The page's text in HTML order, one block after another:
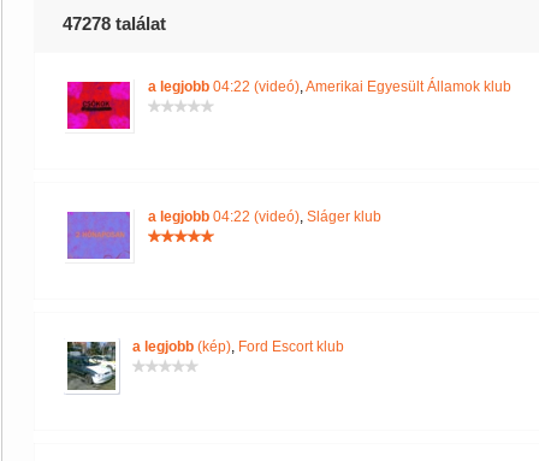
47278 találat
a legjobb 04:22 (videó),Amerikai Egyesült Államok klub
a legjobb 04:22 (videó), Sláger klub
a legjobb (kép), Ford Escort klub